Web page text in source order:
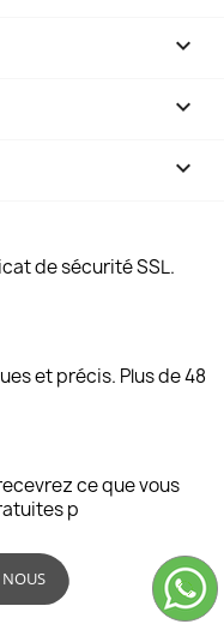

keyboard_arrow_down

de sécurité SSL.
et précis. Plus de 48
ce que vous
p
NOUS